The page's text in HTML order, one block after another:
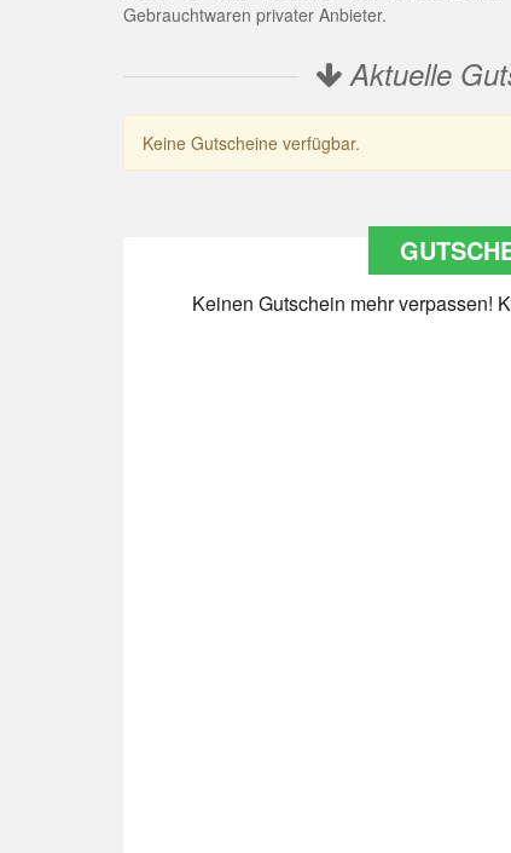
Gebrauchtwaren privater Anbieter.
Aktuelle
Keine Gutscheine verfügbar.
Keinen Gutschein mehr verpassen!